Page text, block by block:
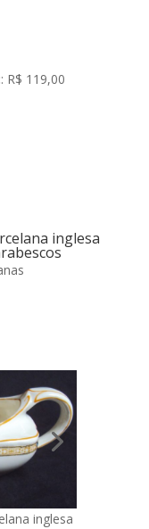
: R$ 119,00
inglesa
inglesa